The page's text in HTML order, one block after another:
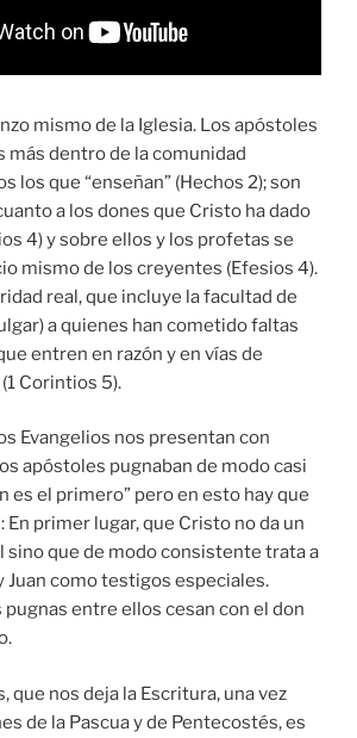
mismo de la Iglesia. Los apóstoles
más dentro de la comunidad
los que “enseñan” (Hechos 2); son
a los dones que Cristo ha dado
4) y sobre ellos y los profetas se
mismo de los creyentes (Efesios 4).
real, que incluye la facultad de
a quienes han cometido faltas
entren en razón y en vías de
Corintios 5).
Evangelios nos presentan con
apóstoles pugnaban de modo casi
es el primero” pero en esto hay que
En primer lugar, que Cristo no da un
que de modo consistente trata a
Juan como testigos especiales.
pugnas entre ellos cesan con el don
que nos deja la Escritura, una vez
de la Pascua y de Pentecostés, es